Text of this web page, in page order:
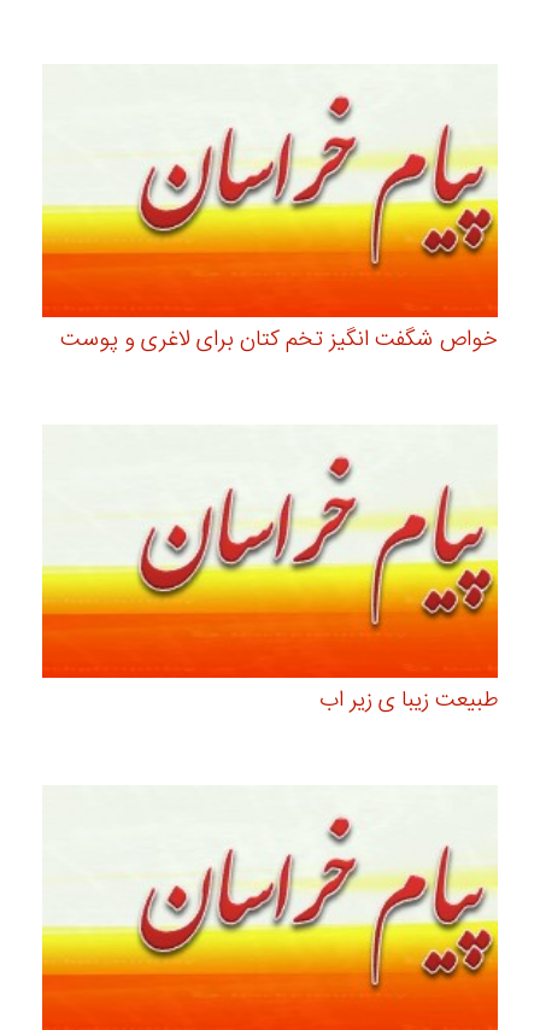
خواص شگفت انگیز تخم کتان برای لاغری و پوست
طبیعت زیبا ی زیر اب